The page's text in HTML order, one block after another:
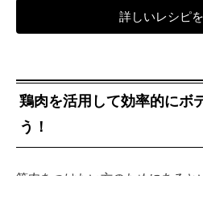
詳しいレシピ
鶏肉を活用して効率的にボ
う！
筋肉をつけたい方のためにあると